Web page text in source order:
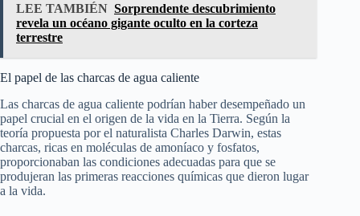
LEE TAMBIÉN Sorprendente descubrimiento
revela un océano gigante oculto en la corteza
terrestre
El papel de las charcas de agua caliente
Las charcas de agua caliente podrían haber desempeñado un
papel crucial en el origen de la vida en la Tierra. Según la
teoría propuesta por el naturalista Charles Darwin, estas
charcas, ricas en moléculas de amoníaco y fosfatos,
proporcionaban las condiciones adecuadas para que se
produjeran las primeras reacciones químicas que dieron lugar
a la vida.